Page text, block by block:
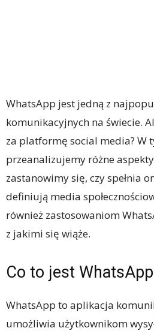
WhatsApp jest jedną z
komunikacyjnych na świecie.
za platformę social media? W
przeanalizujemy różne
zastanowimy się, czy spełnia
definiują media
również zastosowaniom
z jakimi się wiąże.
Co to jest
WhatsApp to aplikacja
umożliwia użytkownikom